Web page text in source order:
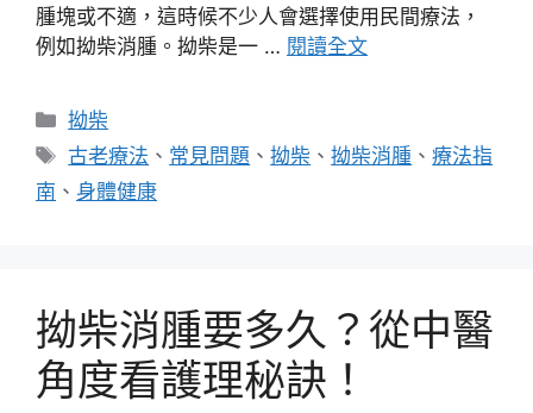
腫塊或不適，這時候不少人會選擇使用民間療法，
例如拗柴消腫。拗柴是一 … 閱讀全文
分
類
拗柴
標
籤
古老療法 、 常見問題 、拗柴 、拗柴消腫 、療法指
南 、 身體健康
拗柴消腫要多久？從中醫
角度看護理秘訣！